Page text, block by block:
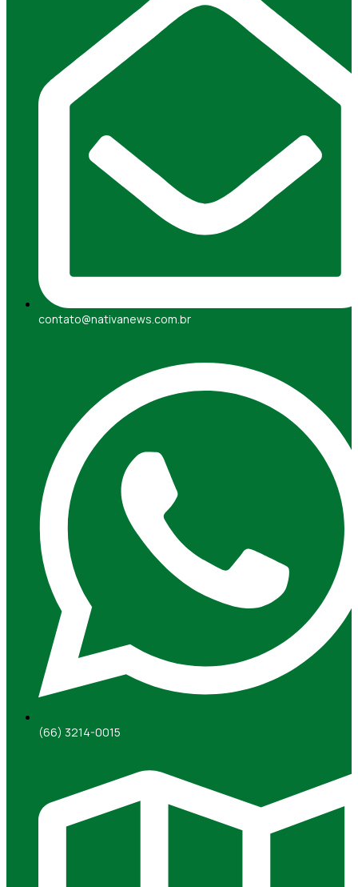
contato@nativanews.com.br
(66) 3214-0015